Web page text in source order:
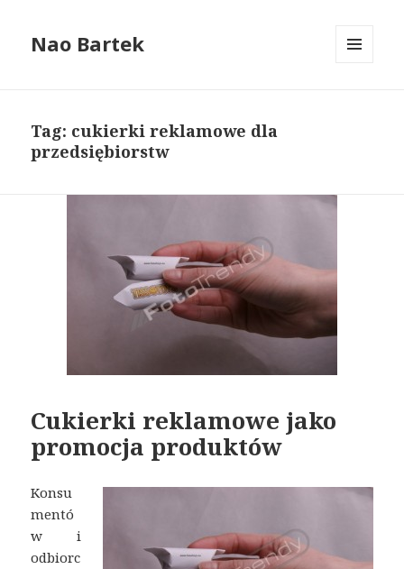
Nao Bartek
Tag: cukierki reklamowe dla
przedsiębiorstw
Cukierki reklamowe jako
promocja produktów
Konsu
mentó
w i
odbiorc